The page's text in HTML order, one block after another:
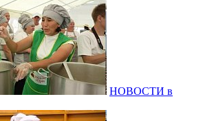
НОВОСТИ в